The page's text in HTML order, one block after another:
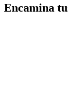
Encamina